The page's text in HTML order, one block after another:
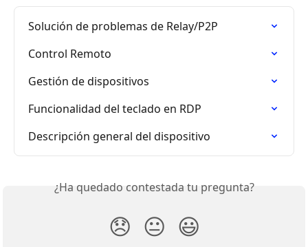
Solución de problemas de Relay/P2P
Control Remoto
Gestión de dispositivos
Funcionalidad del teclado en RDP
Descripción general del dispositivo
¿Ha quedado contestada tu pregunta?
😞 😐 😃